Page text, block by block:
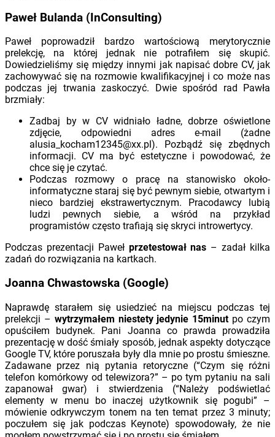
Paweł Bulanda (InConsulting)
Paweł poprowadził bardzo wartościową merytorycznie
prelekcję, na której jednak nie potrafiłem się skupić.
Dowiedzieliśmy się między innymi jak napisać dobre CV, jak
zachowywać się na rozmowie kwalifikacyjnej i co może nas
podczas jej trwania zaskoczyć. Dwie spośród rad Pawła
brzmiały:
Zadbaj by w CV widniało ładne, dobrze oświetlone
zdjęcie, odpowiedni adres e-mail (żadne
alusia_kocham12345@xx.pl ). Pozbądź się zbędnych
informacji. CV ma być estetyczne i powodować, że
chce się je czytać.
Podczas rozmowy o pracę na stanowisko około-
informatyczne staraj się być pewnym siebie, otwartym i
nieco bardziej ekstrawertycznym. Pracodawcy lubią
ludzi pewnych siebie, a wśród na przykład
programistów często trafiają się skryci introwertycy.
Podczas prezentacji Paweł przetestował nas – zadał kilka
zadań do rozwiązania na kartkach.
Joanna Chwastowska (Google)
Naprawdę starałem się usiedzieć na miejscu podczas tej
prelekcji – wytrzymałem niestety jedynie 15minutpo czym
opuściłem budynek. Pani Joanna co prawda prowadziła
prezentację w dość śmiały sposób, jednak aspekty dotyczące
Google TV, które poruszała były dla mnie po prostu śmieszne.
Zadawane przez nią pytania retoryczne (“Czym się różni
telefon komórkowy od telewizora?” – po tym pytaniu na sali
zapanował gwar) i stwierdzenia (“Należy podświetlać
elementy w menu bo inaczej użytkownik się pogubi” –
mówienie odkrywczym tonem na ten temat przez 3 minuty;
poczułem się jak podczas Keynote) spowodowały, że nie